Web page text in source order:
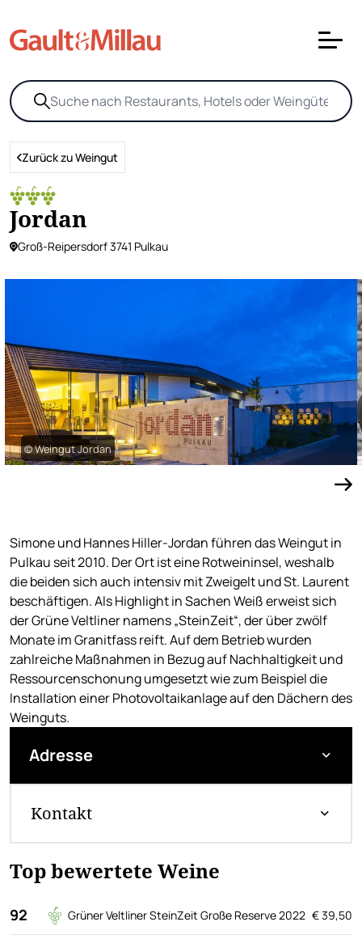
Zurück zu Weingut
Jordan
Groß-Reipersdorf 3741 Pulkau
© Weingut Jordan
Simone und Hannes Hiller-Jordan führen das Weingut in
Pulkau seit 2010. Der Ort ist eine Rotweininsel, weshalb
die beiden sich auch intensiv mit Zweigelt und St. Laurent
beschäftigen. Als Highlight in Sachen Weiß erweist sich
der Grüne Veltliner namens „SteinZeit“, der über zwölf
Monate im Granitfass reift. Auf dem Betrieb wurden
zahlreiche Maßnahmen in Bezug auf Nachhaltigkeit und
Ressourcenschonung umgesetzt wie zum Beispiel die
Installation einer Photovoltaikanlage auf den Dächern des
Weinguts.
Adresse
Kontakt
Top bewertete Weine
92 Grüner Veltliner SteinZeit Große Reserve 2022 € 39,50